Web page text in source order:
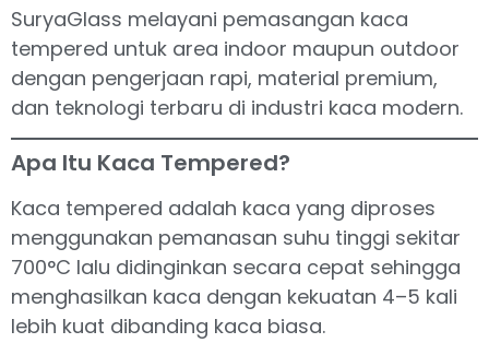
SuryaGlass melayani pemasangan kaca
tempered untuk area indoor maupun outdoor
dengan pengerjaan rapi, material premium,
dan teknologi terbaru di industri kaca modern.
Apa Itu Kaca Tempered?
Kaca tempered adalah kaca yang diproses
menggunakan pemanasan suhu tinggi sekitar
700°C lalu didinginkan secara cepat sehingga
menghasilkan kaca dengan kekuatan 4–5 kali
lebih kuat dibanding kaca biasa.